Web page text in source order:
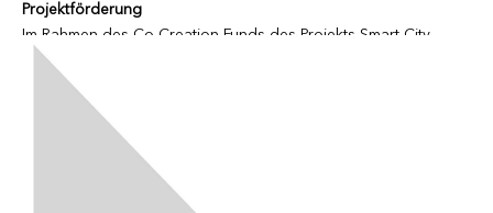
Projektförderung
Im Rahmen des Co-Creation Funds des Projekts Smart City
Oberhausen der Stadt Oberhausen.